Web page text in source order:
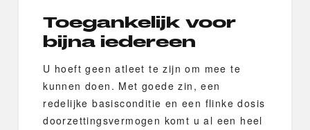
Toegankelijk voor
bijna iedereen
U hoeft geen atleet te zijn om mee te
kunnen doen. Met goede zin, een
redelijke basisconditie en een flinke dosis
doorzettingsvermogen komt u al een heel